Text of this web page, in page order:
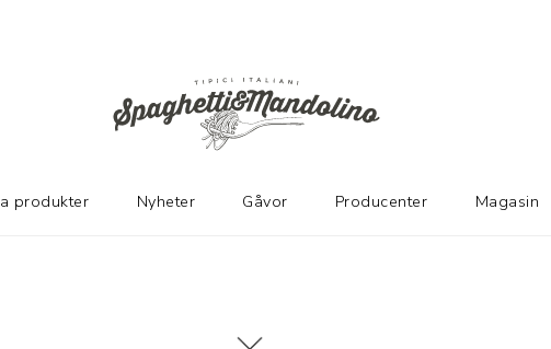
produkter Nyheter Gåvor Producenter Magasin